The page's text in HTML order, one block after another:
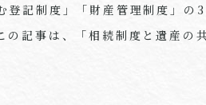
登記制度」「財産管理制度」の 3
記事は、「相続制度と遺産の